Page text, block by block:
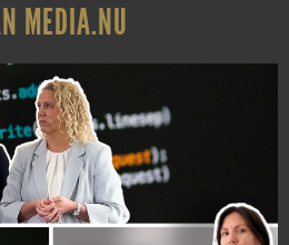
MEDIA.NU